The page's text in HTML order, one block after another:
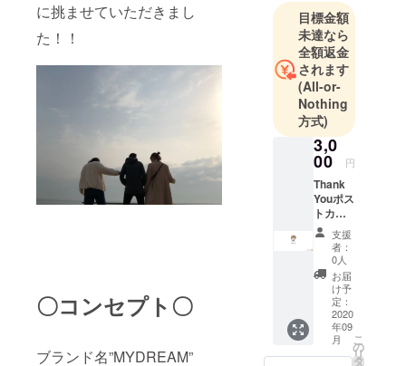
に挑ませていただきまし
た！！
〇コンセプト〇
ブランド名”MYDREAM”
目標金額
未達なら
全額返金
されます
(All-or-
Nothing
方式)
3,0
00 円
Thank
Youポス
トカー
ド、オ
リジナ
ルス
テッ
カー
支援
者：
0人
お届
け予
定：
2020
年09
月
こ
の
リ
タ